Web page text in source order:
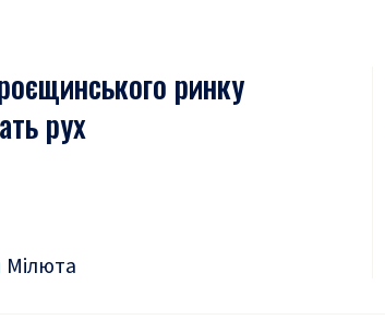
ринку
рух
Мілюта